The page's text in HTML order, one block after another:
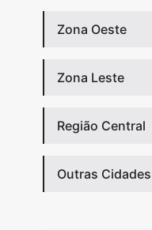
Zona Oeste
Zona Leste
Região Central
Outras Cidades